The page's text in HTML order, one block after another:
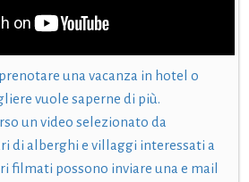
una vacanza in hotel o
vuole saperne di più.
un video selezionato da
di alberghi e villaggi interessati a
filmati possono inviare una e mail